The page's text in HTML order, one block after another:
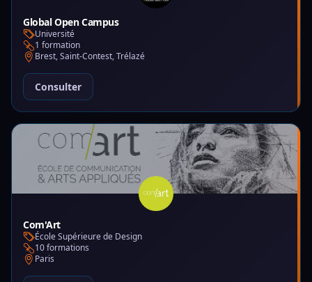
Global Open Campus
Université
1 formation
Brest, Saint-Contest, Trélazé
Consulter
Com'Art
École Supérieure de Design
10 formations
Paris